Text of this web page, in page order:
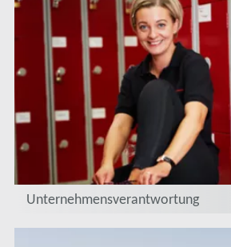
Unternehmensverantwortung